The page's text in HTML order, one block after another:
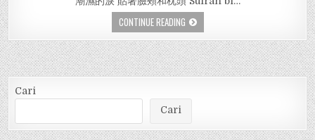
CONTINUE READING
Cari
Cari